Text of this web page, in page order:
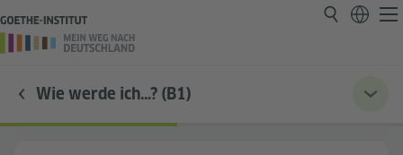
Wie werde ich…? (B1)